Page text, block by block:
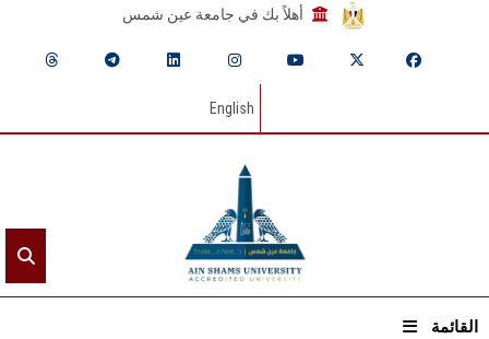
أهلاً بك في جامعة عين شمس
English
القائمة